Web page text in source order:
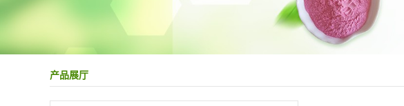
产品展厅